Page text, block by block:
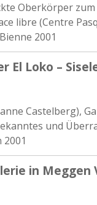
Oberkörper zum
libre (Centre
2001
Loko –
Castelberg),
und
in Meggen